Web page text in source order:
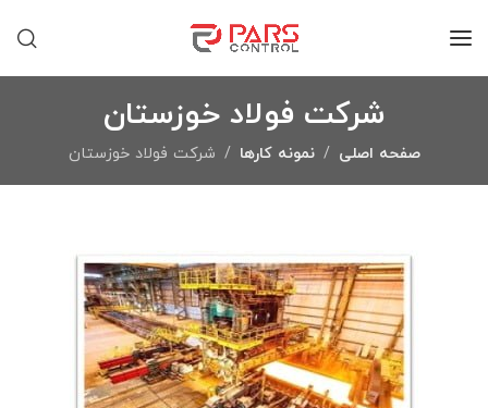
شرکت فولاد خوزستان
صفحه اصلی نمونه کارها شرکت فولاد خوزستان